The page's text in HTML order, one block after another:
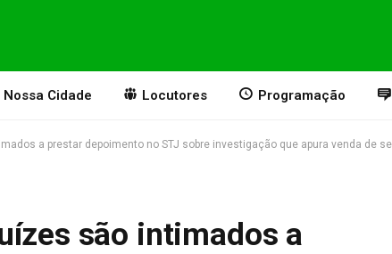
Nossa Cidade Locutores Programação
a prestar depoimento no STJ sobre investigação que apura venda de
são intimados a